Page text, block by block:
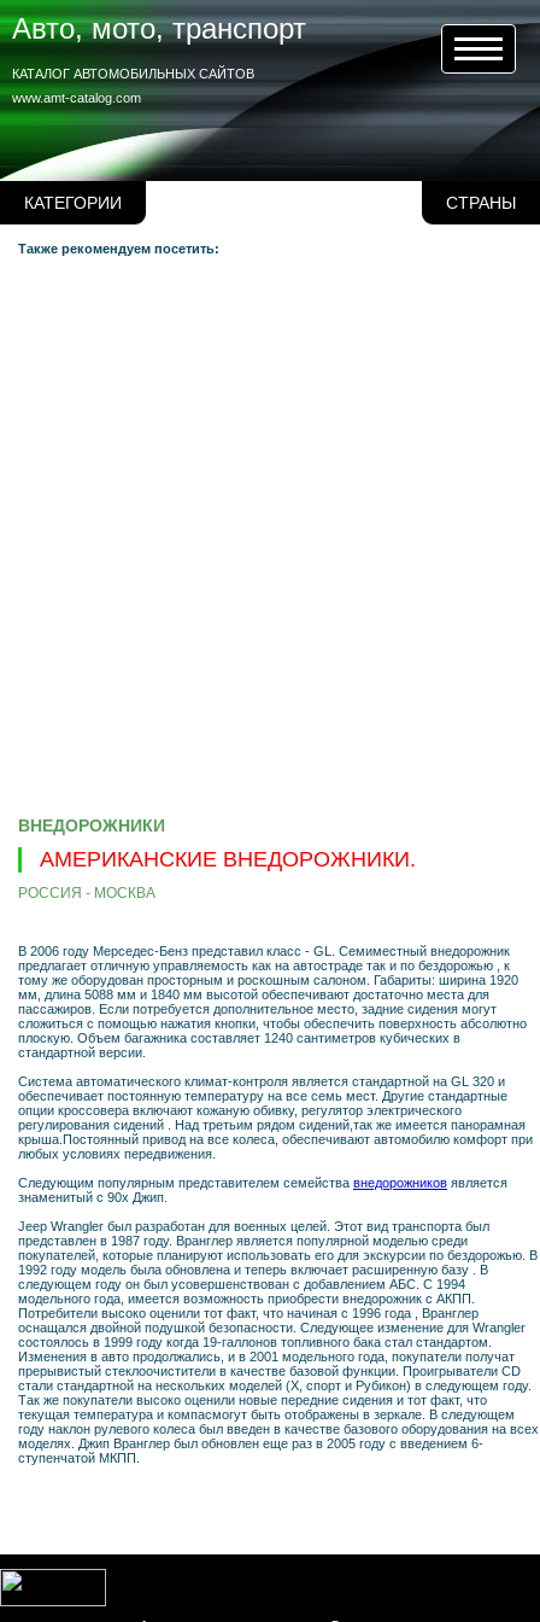
КАТЕГОРИИ СТРАНЫ
Авто, мото, транспорт
www.amt-catalog.com
КАТАЛОГ АВТОМОБИЛЬНЫХ САЙТОВ
Также рекомендуем посетить:
ВНЕДОРОЖНИКИ
АМЕРИКАНСКИЕ ВНЕДОРОЖНИКИ.
РОССИЯ - МОСКВА
В 2006 году Мерседес-Бенз представил класс - GL. Семиместный внедорожник
предлагает отличную управляемость как на автостраде так и по бездорожью , к
тому же оборудован просторным и роскошным салоном. Габариты: ширина 1920
мм, длина 5088 мм и 1840 мм высотой обеспечивают достаточно места для
пассажиров. Если потребуется дополнительное место, задние сидения могут
сложиться с помощью нажатия кнопки, чтобы обеспечить поверхность абсолютно
плоскую. Объем багажника составляет 1240 сантиметров кубических в
стандартной версии.
Система автоматического климат-контроля является стандартной на GL 320 и
обеспечивает постоянную температуру на все семь мест. Другие стандартные
опции кроссовера включают кожаную обивку, регулятор электрического
регулирования сидений . Над третьим рядом сидений,так же имеется панорамная
крыша.Постоянный привод на все колеса, обеспечивают автомобилю комфорт при
любых условиях передвижения.
Следующим популярным представителем семейства внедорожников является
знаменитый с 90х Джип.
Jeep Wrangler был разработан для военных целей. Этот вид транспорта был
представлен в 1987 году. Вранглер является популярной моделью среди
покупателей, которые планируют использовать его для экскурсии по бездорожью. В
1992 году модель была обновлена и теперь включает расширенную базу . В
следующем году он был усовершенствован с добавлением АБС. С 1994
модельного года, имеется возможность приобрести внедорожник с АКПП.
Потребители высоко оценили тот факт, что начиная с 1996 года , Вранглер
оснащался двойной подушкой безопасности. Следующее изменение для Wrangler
состоялось в 1999 году когда 19-галлонов топливного бака стал стандартом.
Изменения в авто продолжались, и в 2001 модельного года, покупатели получат
прерывистый стеклоочистители в качестве базовой функции. Проигрыватели CD
стали стандартной на нескольких моделей (Х, спорт и Рубикон) в следующем году.
Так же покупатели высоко оценили новые передние сидения и тот факт, что
текущая температура и компасмогут быть отображены в зеркале. В следующем
году наклон рулевого колеса был введен в качестве базового оборудования на всех
моделях. Джип Вранглер был обновлен еще раз в 2005 году с введением 6-
ступенчатой МКПП.